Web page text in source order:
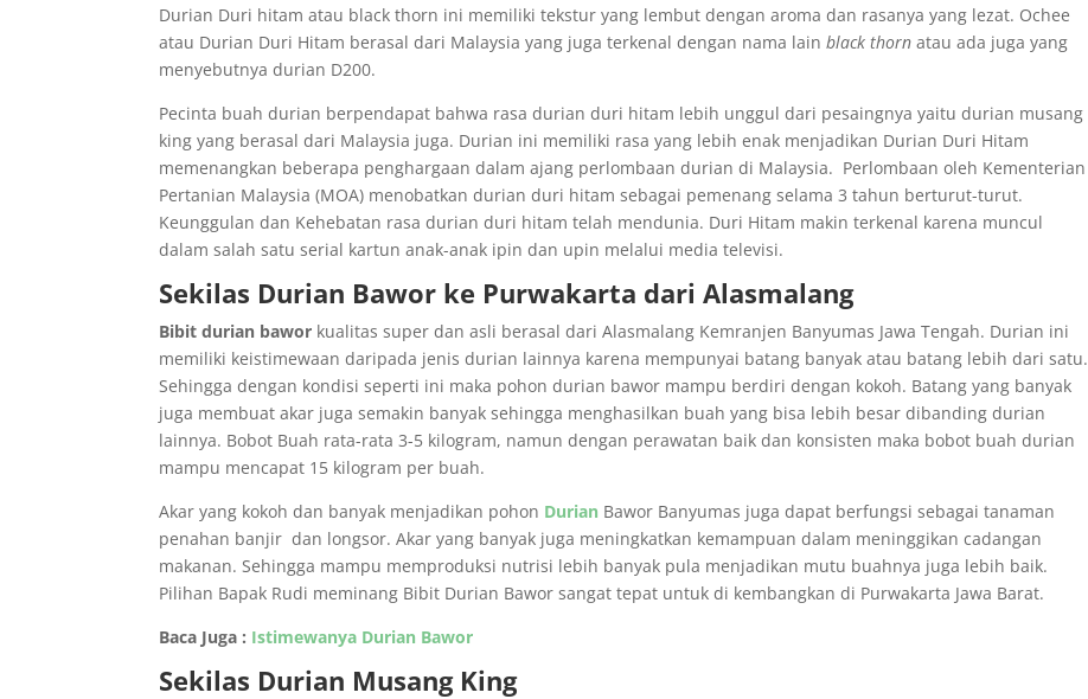
Durian Duri hitam atau black thorn ini memiliki tekstur yang lembut dengan aroma dan rasanya yang lezat. Ochee
atau Durian Duri Hitam berasal dari Malaysia yang juga terkenal dengan nama lainblack thorn atau ada juga yang
menyebutnya durian D200.
Pecinta buah durian berpendapat bahwa rasa durian duri hitam lebih unggul dari pesaingnya yaitu durian musang
king yang berasal dari Malaysia juga. Durian ini memiliki rasa yang lebih enak menjadikan Durian Duri Hitam
memenangkan beberapa penghargaan dalam ajang perlombaan durian di Malaysia. Perlombaan oleh Kementerian
Pertanian Malaysia (MOA) menobatkan durian duri hitam sebagai pemenang selama 3 tahun berturut-turut.
Keunggulan dan Kehebatan rasa durian duri hitam telah mendunia. Duri Hitam makin terkenal karena muncul
dalam salah satu serial kartun anak-anak ipin dan upin melalui media televisi.
Sekilas Durian Bawor ke Purwakarta dari Alasmalang
Bibit durian bawor kualitas super dan asli berasal dari Alasmalang Kemranjen Banyumas Jawa Tengah. Durian ini
memiliki keistimewaan daripada jenis durian lainnya karena mempunyai batang banyak atau batang lebih dari satu.
Sehingga dengan kondisi seperti ini maka pohon durian bawor mampu berdiri dengan kokoh. Batang yang banyak
juga membuat akar juga semakin banyak sehingga menghasilkan buah yang bisa lebih besar dibanding durian
lainnya. Bobot Buah rata-rata 3-5 kilogram, namun dengan perawatan baik dan konsisten maka bobot buah durian
mampu mencapat 15 kilogram per buah.
Akar yang kokoh dan banyak menjadikan pohon Durian Bawor Banyumas juga dapat berfungsi sebagai tanaman
penahan banjir dan longsor. Akar yang banyak juga meningkatkan kemampuan dalam meninggikan cadangan
makanan. Sehingga mampu memproduksi nutrisi lebih banyak pula menjadikan mutu buahnya juga lebih baik.
Pilihan Bapak Rudi meminang Bibit Durian Bawor sangat tepat untuk di kembangkan di Purwakarta Jawa Barat.
Baca Juga : Istimewanya Durian Bawor
Sekilas Durian Musang King